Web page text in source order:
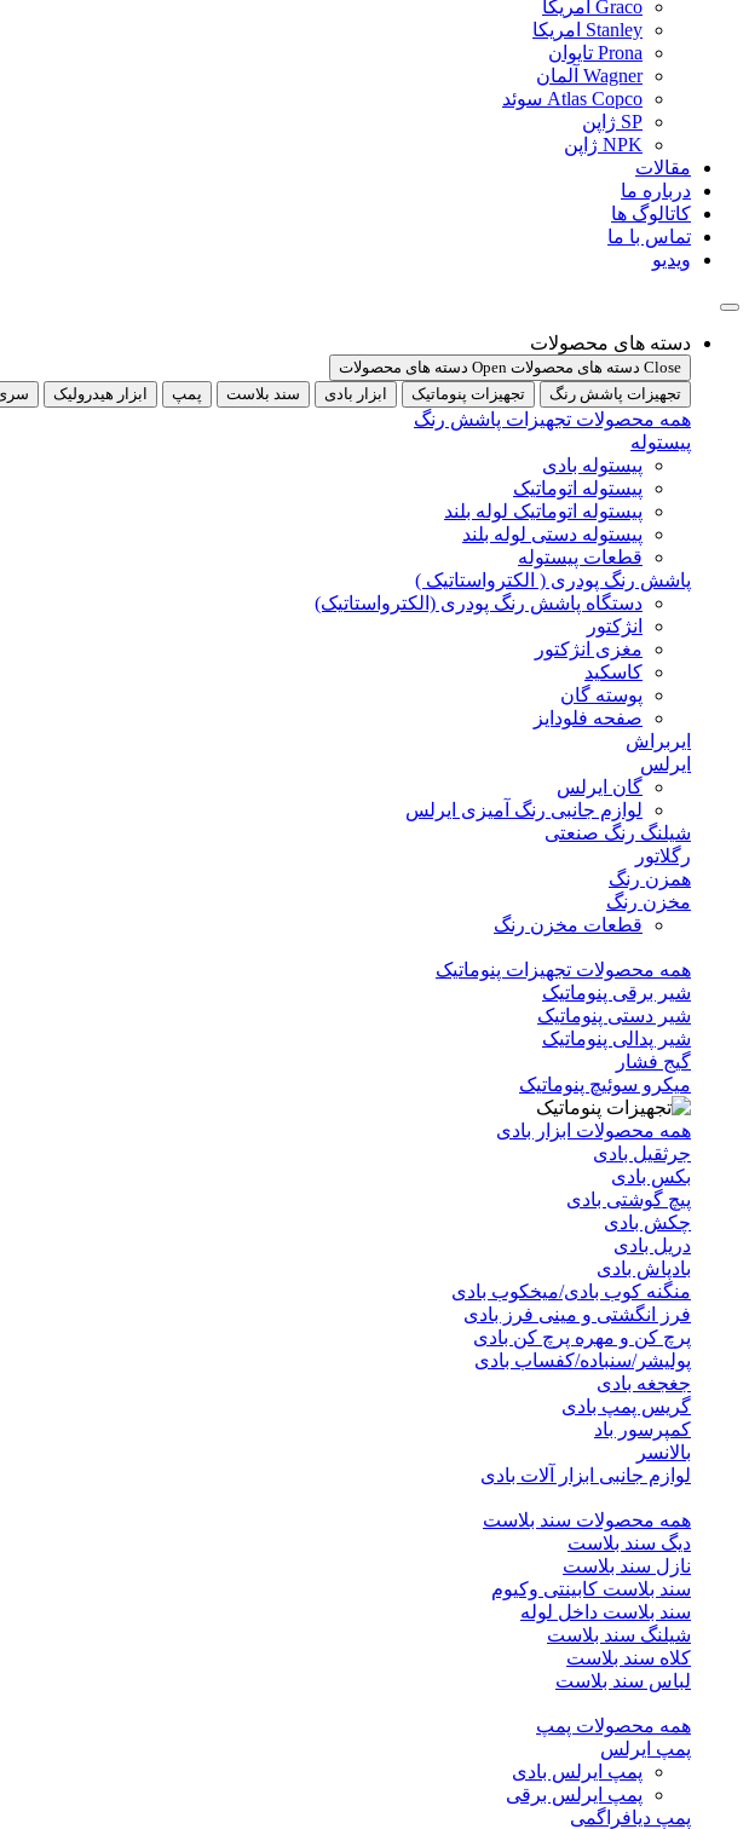
Graco امریکا
Stanley امریکا
Prona تایوان
Wagner آلمان
Atlas Copco سوئد
SP ژاپن
NPK ژاپن
مقالات
درباره ما
کاتالوگ ها
تماس با ما
ویدیو
دسته های محصولات
Close دسته های محصولات
Open دسته های محصولات
تجهیزات پاشش رنگ
تجهیزات پنوماتیک ابزار بادی سند بلاست پمپ ابزار هیدرولیک
همه محصولات تجهیزات پاشش رنگ
پیستوله
پیستوله بادی
پیستوله اتوماتیک
پیستوله اتوماتیک لوله بلند
پیستوله دستی لوله بلند
قطعات پیستوله
پاشش رنگ پودری ( الکترواستاتیک )
دستگاه پاشش رنگ پودری (الکترواستاتیک)
انژکتور
مغزی انژکتور
کاسکید
پوسته گان
صفحه فلودایز
ایربراش
ایرلس
گان ایرلس
لوازم جانبی رنگ آمیزی ایرلس
شیلنگ رنگ صنعتی
رگلاتور
همزن رنگ
مخزن رنگ
قطعات مخزن رنگ
همه محصولات تجهیزات پنوماتیک
شیر برقی پنوماتیک
شیر دستی پنوماتیک
شیر پدالی پنوماتیک
گیج فشار
میکرو سوئیچ پنوماتیک
همه محصولات ابزار بادی
جرثقیل بادی
بکس بادی
پیچ گوشتی بادی
چکش بادی
دریل بادی
بادپاش بادی
منگنه کوب بادی/میخکوب بادی
فرز انگشتی و مینی فرز بادی
پرچ کن و مهره پرچ کن بادی
پولیشر/سنباده/کفساب بادی
جغجغه بادی
گریس پمپ بادی
کمپرسور باد
بالانسر
لوازم جانبی ابزار آلات بادی
همه محصولات سند بلاست
دیگ سند بلاست
نازل سند بلاست
سند بلاست کابینتی وکیوم
سند بلاست داخل لوله
شیلنگ سند بلاست
کلاه سند بلاست
لباس سند بلاست
همه محصولات پمپ
پمپ ایرلس
پمپ ایرلس بادی
پمپ ایرلس برقی
پمپ دیافراگمی